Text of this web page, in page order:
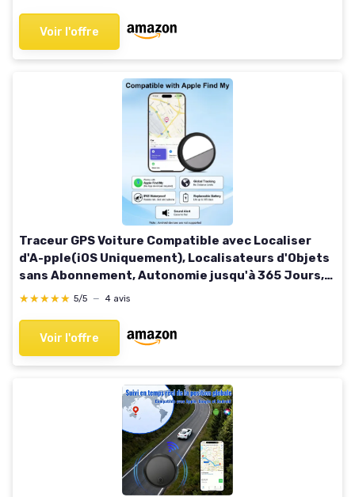
Voir l'offre
Traceur GPS Voiture Compatible avec Localiser
d'A-pple(iOS Uniquement), Localisateurs d'Objets
sans Abonnement, Autonomie jusqu'à 365 Jours,
Étanchéité IP65, Housse Silicone Magnétique
★★★★★
★★★★★ 5/5 — 4 avis
Voir l'offre